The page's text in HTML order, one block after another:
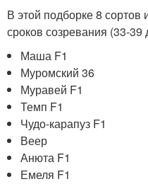
В этой подборке 8
сроков созревания (33-39
Маша F1
Муромский 36
Муравей F1
Темп F1
Чудо-карапуз F1
Веер
Анюта F1
Емеля F1